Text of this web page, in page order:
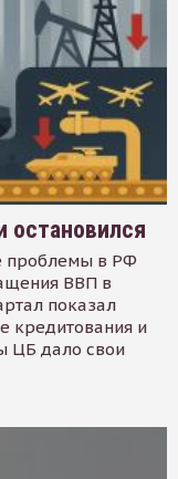
остановился
проблемы в РФ
ВВП в
показал
кредитования и
ЦБ дало свои